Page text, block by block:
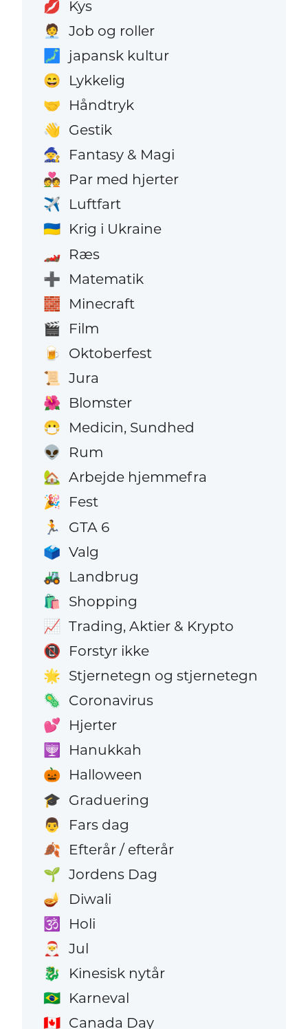
💋 Kys
🧑‍💼 Job og roller
🗾 japansk kultur
😄 Lykkelig
🤝 Håndtryk
👋 Gestik
🧙 Fantasy & Magi
💑 Par med hjerter
✈️ Luftfart
🇺🇦 Krig i Ukraine
🏎️ Ræs
➕ Matematik
🧱 Minecraft
🎬 Film
🍺 Oktoberfest
📜 Jura
🌺 Blomster
😷 Medicin, Sundhed
👽 Rum
🏡 Arbejde hjemmefra
🎉 Fest
🏃 GTA 6
🗳️ Valg
🚜 Landbrug
🛍️ Shopping
📈 Trading, Aktier & Krypto
📵 Forstyr ikke
🌟 Stjernetegn og stjernetegn
🦠 Coronavirus
💕 Hjerter
🕎 Hanukkah
🎃 Halloween
🎓 Graduering
👨 Fars dag
🍂 Efterår / efterår
🌱 Jordens Dag
🪔 Diwali
🕉️ Holi
🎅 Jul
🐉 Kinesisk nytår
🇧🇷 Karneval
🇨🇦 Canada Day